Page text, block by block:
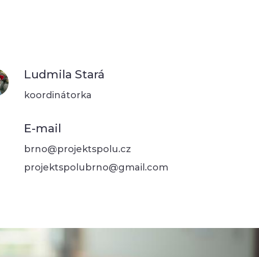
Ludmila Stará
koordinátorka
E-mail
brno@projektspolu.cz
projektspolubrno@gmail.com